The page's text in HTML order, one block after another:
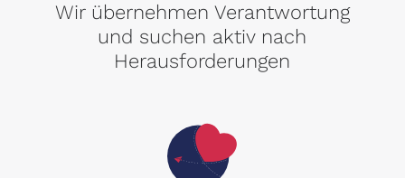
Wir übernehmen Verantwortung
und suchen aktiv nach
Herausforderungen